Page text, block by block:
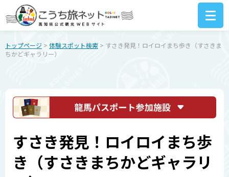
トップページ > 体験スポット検索 > すさき発見！ロイロイまち歩き（すさきま
ちかどギャラリー）
すさき発見！ロイロイまち歩
き（すさきまちかどギャラリ